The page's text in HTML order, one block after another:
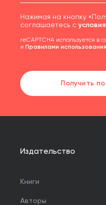
Нажимая на кнопку
соглашаетесь с
reCAPTCHA используется в
и Правилами использования
Получить
Издательство
Книги
Авторы